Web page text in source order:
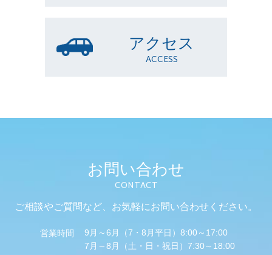
アクセス
ACCESS
お問い合わせ
CONTACT
ご相談やご質問など、 お気軽にお問い合わせください。
営業時間
9月～6月（7・8月平日）8:00～17:00
7月～8月（土・日・祝日）7:30～18:00